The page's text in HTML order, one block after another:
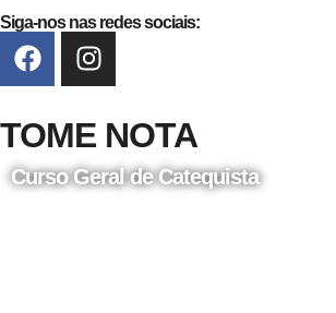
Siga-nos nas redes sociais:
TOME NOTA
Curso Geral de Catequista